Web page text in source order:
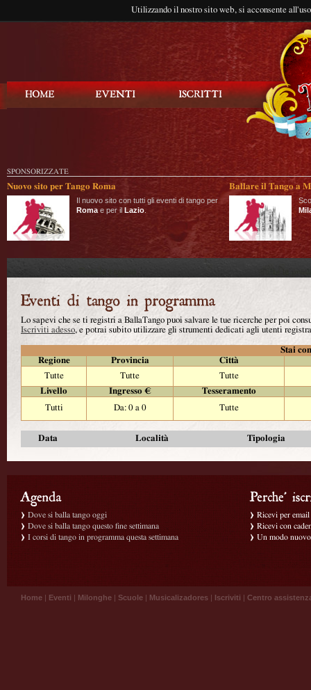
Utilizzando il nostro sito web, si acconsente
SPONSORIZZATE
Nuovo sito per Tango Roma
Il nuovo sito con tutti gli eventi di tango per
Roma e per il Lazio
Ballare il Tango a
Lo sapevi che se ti registri a BallaTango puoi salvare le tue ricerche per poi
Iscriviti adesso, e potrai subito utilizzare gli strumenti dedicati agli utenti
Stai
Regione
Provincia
Città
Tutte
Tutte
Tutte
Livello
Ingresso €
Tesseramento
Tutti
Da: 0 a 0 Tutte
Data Località Tipologia
Dove si balla tango oggi
Dove si balla tango questo fine settimana
I corsi di tango in programma questa settimana
Ricevi per
Ricevi con
Un modo
Home | Eventi | Milonghe | Scuole | Musicalizadores | Iscriviti | Centro